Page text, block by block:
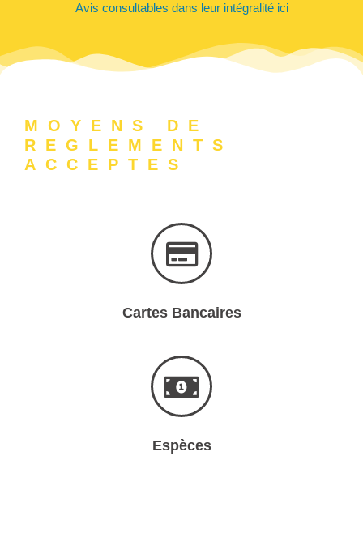
Avis consultables dans leur intégralité ici
MOYENS DE
REGLEMENTS
ACCEPTES
Cartes Bancaires
Espèces